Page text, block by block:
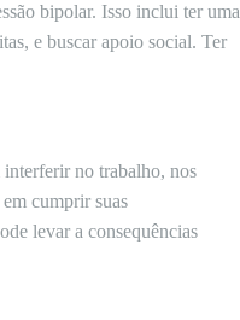
bipolar. Isso inclui ter uma
e buscar apoio social. Ter
no trabalho, nos
cumprir suas
levar a consequências